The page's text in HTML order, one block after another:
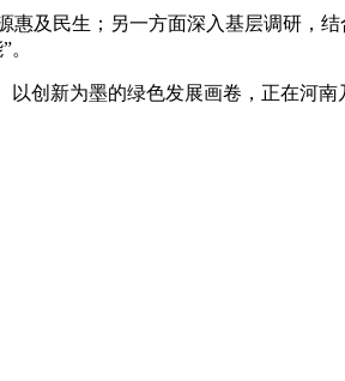
及民生；另一方面深入基层调研，结
创新为墨的绿色发展画卷，正在河南